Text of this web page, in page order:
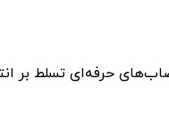
حرفه‌ای تسلط بر